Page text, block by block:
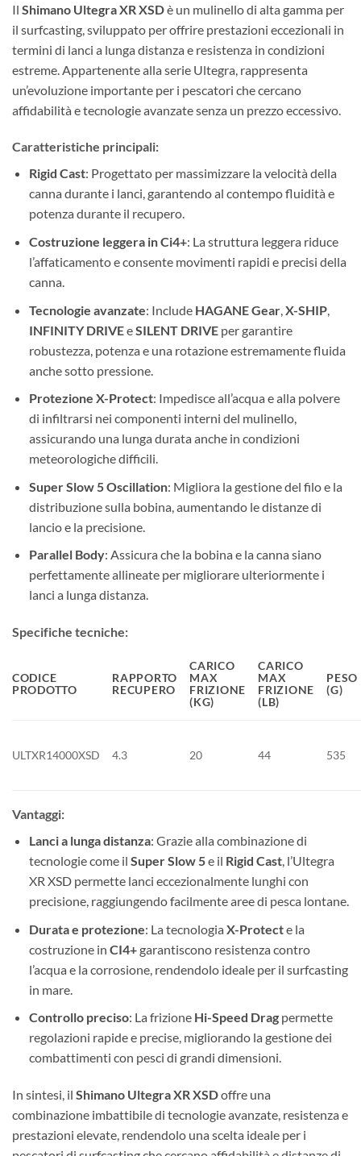
Il Shimano Ultegra XR XSDè un mulinello di alta gamma per
il surfcasting, sviluppato per offrire prestazioni eccezionali in
termini di lanci a lunga distanza e resistenza in condizioni
estreme. Appartenente alla serie Ultegra, rappresenta
un’evoluzione importante per i pescatori che cercano
affidabilità e tecnologie avanzate senza un prezzo eccessivo.
Caratteristiche principali:
Rigid Cast: Progettato per massimizzare la velocità della
canna durante i lanci, garantendo al contempo fluidità e
potenza durante il recupero.
Costruzione leggera in Ci4+: La struttura leggera riduce
l’affaticamento e consente movimenti rapidi e precisi della
canna.
Tecnologie avanzate: Include HAGANE Gear, X-SHIP,
INFINITY DRIVEeSILENT DRIVEper garantire
robustezza, potenza e una rotazione estremamente fluida
anche sotto pressione.
Protezione X-Protect: Impedisce all’acqua e alla polvere
di infiltrarsi nei componenti interni del mulinello,
assicurando una lunga durata anche in condizioni
meteorologiche difficili.
Super Slow 5 Oscillation: Migliora la gestione del filo e la
distribuzione sulla bobina, aumentando le distanze di
lancio e la precisione.
Parallel Body: Assicura che la bobina e la canna siano
perfettamente allineate per migliorare ulteriormente i
lanci a lunga distanza.
Specifiche tecniche:
CODICE
PRODOTTO
RAPPORTO
RECUPERO
CARICO
MAX
FRIZIONE
(KG)
CARICO
MAX
FRIZIONE
(LB)
PESO
(G)
ULTXR14000XSD 4.3 20 44 535
Vantaggi:
Lanci a lunga distanza: Grazie alla combinazione di
tecnologie come il Super Slow 5e il Rigid Cast, l’Ultegra
XR XSD permette lanci eccezionalmente lunghi con
precisione, raggiungendo facilmente aree di pesca lontane.
Durata e protezione: La tecnologia X-Protecte la
costruzione in CI4+garantiscono resistenza contro
l’acqua e la corrosione, rendendolo ideale per il surfcasting
in mare.
Controllo preciso: La frizione Hi-Speed Dragpermette
regolazioni rapide e precise, migliorando la gestione dei
combattimenti con pesci di grandi dimensioni.
In sintesi, il Shimano Ultegra XR XSDoffre una
combinazione imbattibile di tecnologie avanzate, resistenza e
prestazioni elevate, rendendolo una scelta ideale per i